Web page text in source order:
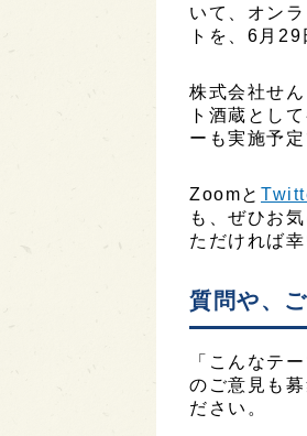
いて、オン
トを、6月
株式会社せ
ト酒蔵とし
ーも実施予定
Zoomと
も、ぜひお
ただければ幸
質問や、
「こんなテ
のご意見も
ださい。